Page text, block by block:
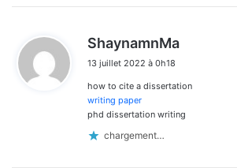
ShaynamnMa
13 juillet 2022 à 0h18
how to cite a dissertation
writing paper
phd dissertation writing
chargement…